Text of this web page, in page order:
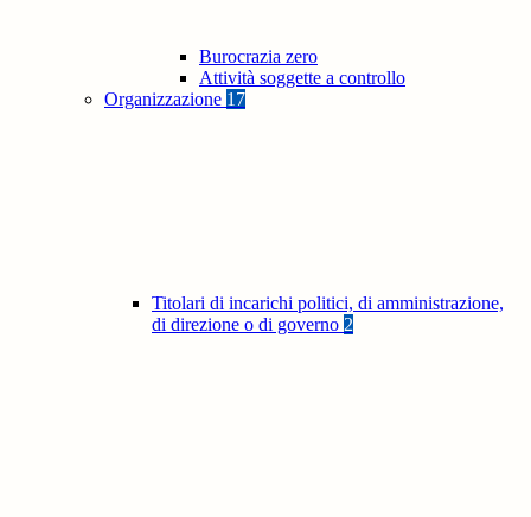
Burocrazia zero
Attività soggette a controllo
Organizzazione 17
Titolari di incarichi politici, di amministrazione,
di direzione o di governo 2